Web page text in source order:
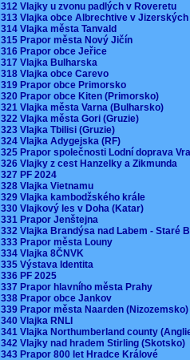
312 Vlajky u zvonu padlých v Roveretu
313 Vlajka obce Albrechtive v
314 Vlajka města Tanvald
315 Prapor města Nový Jičín
316 Prapor obce Jeřice
317 Vlajka Bulharska
318 Vlajka obce Carevo
319 Prapor obce Primorsko
320 Prapor obce Kiten (Primorsko)
321 Vlajka města Varna (Bulharsko)
322 Vlajka města Gori (Gruzie)
323 Vlajka Tbilisi (Gruzie)
324 Vlajka Adygejska (RF)
325 Prapor společnosti Lodní doprava
326 Vlajky z cest Hanzelky a Zikmunda
327 PF 2024
328 Vlajka Vietnamu
329 Vlajka kambodžského krále
330 Vlajkový les v Doha (Katar)
331 Prapor Jenštejna
332 Vlajka Brandýsa nad Labem - Staré
333 Prapor města Louny
334 Vlajka 8ČNVK
335 Výstava Identita
336 PF 2025
337 Prapor hlavního města Prahy
338 Prapor obce Jankov
339 Prapor města Naarden
340 Vlajka RNLI
341 Vlajka Northumberland county
342 Vlajky nad hradem Stirling (Skotsko)
343 Prapor 800 let Hradce Králové